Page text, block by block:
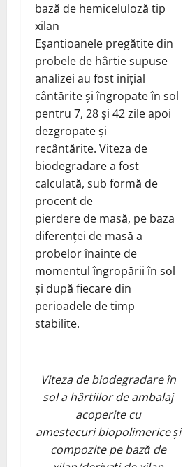
bază de hemiceluloză tip
xilan
Eșantioanele pregătite din
probele de hârtie supuse
analizei au fost inițial
cântărite și îngropate în sol
pentru 7, 28 și 42 zile apoi
dezgropate și
recântărite. Viteza de
biodegradare a fost
calculată, sub formă de
procent de
pierdere de masă, pe baza
diferenței de masă a
probelor înainte de
momentul îngropării în sol
și după fiecare din
perioadele de timp
stabilite.
Viteza de biodegradare în
sol a hârtiilor de ambalaj
acoperite cu
amestecuri biopolimerice și
compozite pe bază de